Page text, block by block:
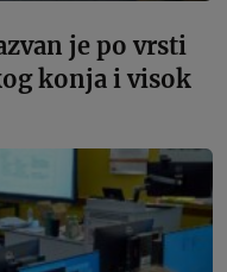
je po vrsti
konja i visok